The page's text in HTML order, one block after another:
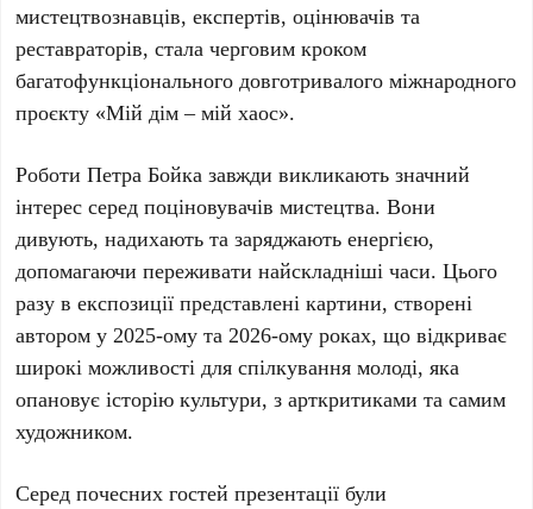
мистецтвознавців, експертів, оцінювачів та
реставраторів, стала черговим кроком
багатофункціонального довготривалого міжнародного
проєкту «Мій дім – мій хаос».
РоботиПетра Бойка завжди викликають значний
інтерес серед поціновувачів мистецтва. Вони
дивують, надихають та заряджають енергією,
допомагаючи переживати найскладніші часи. Цього
разу в експозиції представлені картини, створені
автором у2025-ому та2026-ому роках, що відкриває
широкі можливості для спілкування молоді, яка
опановує історію культури, з арткритиками та самим
художником.
Серед почесних гостей презентації були